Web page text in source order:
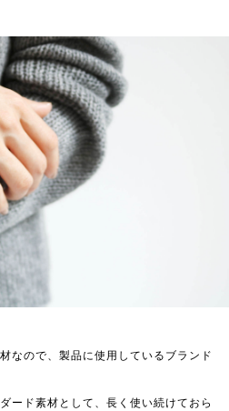
なので、製品に使用しているブランド
ード素材として、長く使い続けておら